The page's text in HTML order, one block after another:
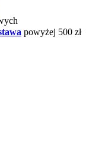
powyżej 500 zł